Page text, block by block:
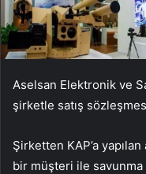
Aselsan Elektronik ve
şirketle satış
Şirketten KAP’a yapılan
bir müşteri ile savunma